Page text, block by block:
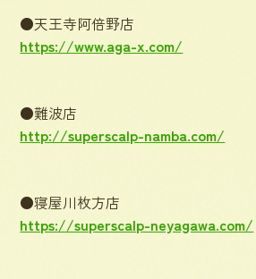
●天王寺阿倍野店
https://www.aga-x.com/
●難波店
http://superscalp-namba.com/
●寝屋川枚方店
https://superscalp-neyagawa.com/